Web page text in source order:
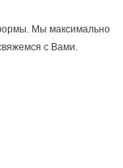
Мы максимально
с Вами.